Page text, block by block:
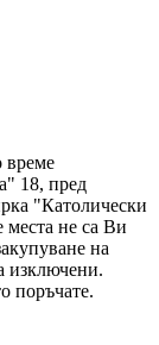
време
18, пред
"Католически
не са Ви
на
изключени.
поръчате.